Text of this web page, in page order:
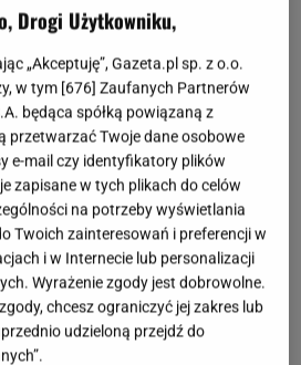
mogła kiedyś dziwić,
szukam idealnego
wyglądu i
je w butach ze
buty nosiłam jako dziecko
o butach z gumy, na
była marka Melissa. Ten
rynek,
Drogi Użytkowniku,
„Akceptuję”, Gazeta.pl sp. z o.o.
w tym [676] Zaufanych Partnerów
będąca spółką powiązaną z
przetwarzać Twoje dane osobowe
e-mail czy identyfikatory plików
zapisane w tych plikach do celów
na potrzeby wyświetlania
Twoich zainteresowań i preferencji w
i w Internecie lub personalizacji
Wyrażenie zgody jest dobrowolne.
chcesz ograniczyć jej zakres lub
udzieloną przejdź do